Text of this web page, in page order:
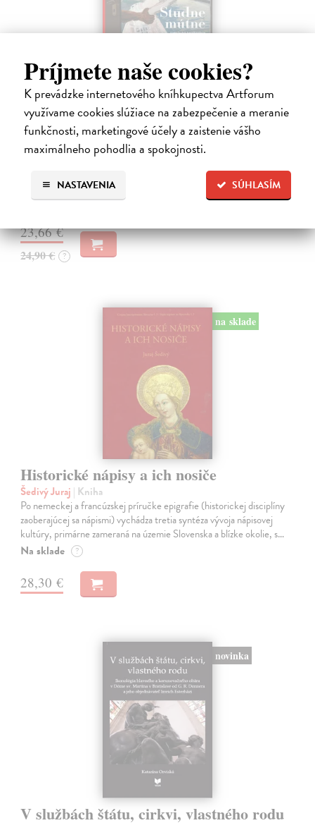
Príjmete naše cookies?
K prevádzke internetového kníhkupectva Artforum
využívame cookies slúžiace na zabezpečenie a meranie
funkčnosti, marketingové účely a zaistenie vášho
maximálneho pohodlia a spokojnosti.
SÚHLASÍM
NASTAVENIA
Studne mútne
Getting Peter | Kniha
Sú ikonickými postavami našej kultúry. Postavili im sochy a
pomenovali po nich ulice, majú svoje nespochybniteľné miesto v
lexikónoch literatúry aj učebniciach, slovenské moderné umenie sa
bez nich nedá…
Na sklade
23,66 €
24,90 € ?
na sklade
Historické nápisy a ich nosiče
Šedivý Juraj | Kniha
Po nemeckej a francúzskej príručke epigrafie (historickej disciplíny
zaoberajúcej sa nápismi) vychádza tretia syntéza vývoja nápisovej
kultúry, primárne zameraná na územie Slovenska a blízke okolie, s…
Na sklade ?
28,30 €
novinka
V službách štátu, cirkvi, vlastného rodu